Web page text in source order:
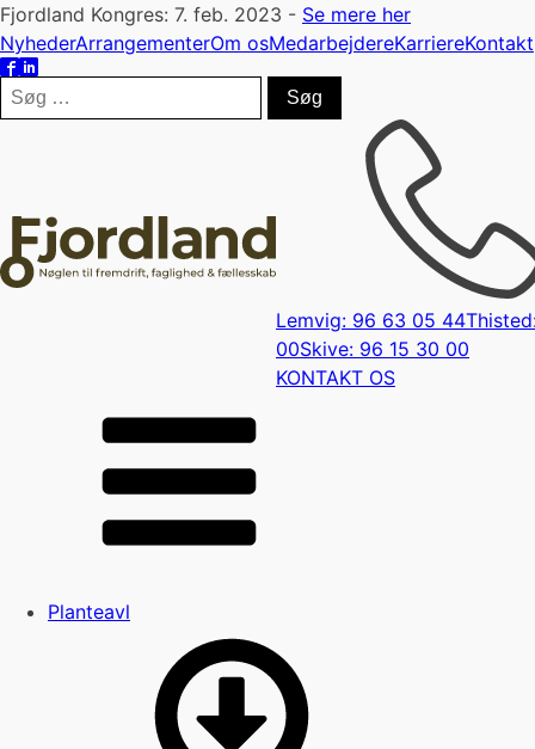
Fjordland Kongres: 7. feb. 2023 - Se mere her
NyhederArrangementerOm osMedarbejdereKarriereKontakt
Søg
efter:
Lemvig: 96 63 05 44
00Skive: 96 15 30 00
KONTAKT OS
Planteavl